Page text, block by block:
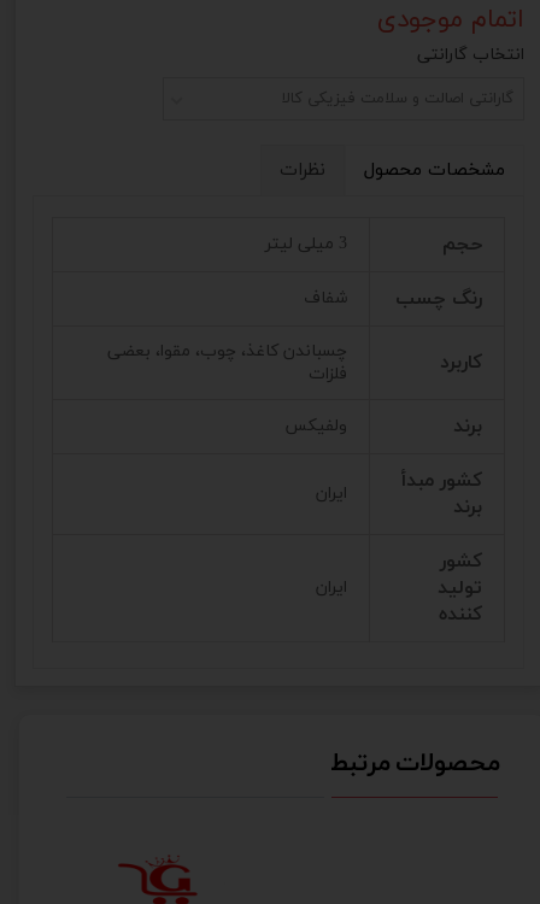
اتمام موجودی
انتخاب گارانتی
گارانتی اصالت و سلامت فیزیکی کالا
مشخصات محصول نظرات
حجم 3 میلی لیتر
رنگ چسب شفاف
کاربرد
چسباندن کاغذ، چوب، مقوا، بعضی
فلزات
برند ولفیکس
کشور مبدأ
برند
ایران
کشور
تولید
کننده
ایران
محصولات مرتبط